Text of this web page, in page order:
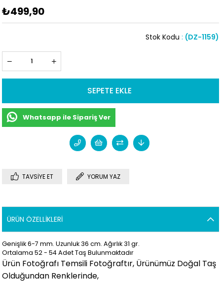
₺499,90
(DZ-1159)
Stok Kodu
Whatsapp ile Sipariş Ver
TAVSIYE ET YORUM YAZ
ÜRÜN ÖZELLIKLERI
Genişlik 6-7 mm. Uzunluk 36 cm. Ağırlık 31 gr.
Ortalama 52 - 54 Adet Taş Bulunmaktadır
Ürün Fotoğrafı Temsili Fotoğraftır, Ürünümüz Doğal Taş
Olduğundan Renklerinde,